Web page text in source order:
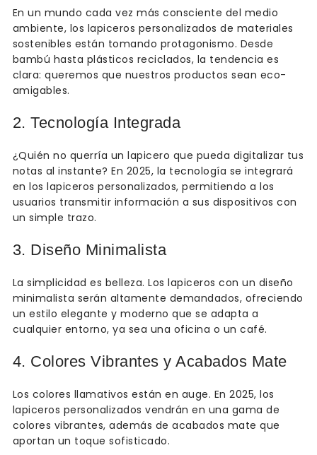
En un mundo cada vez más consciente del medio
ambiente, los lapiceros personalizados de materiales
sostenibles están tomando protagonismo. Desde
bambú hasta plásticos reciclados, la tendencia es
clara: queremos que nuestros productos sean eco-
amigables.
2. Tecnología Integrada
¿Quién no querría un lapicero que pueda digitalizar tus
notas al instante? En 2025, la tecnología se integrará
en los lapiceros personalizados, permitiendo a los
usuarios transmitir información a sus dispositivos con
un simple trazo.
3. Diseño Minimalista
La simplicidad es belleza. Los lapiceros con un diseño
minimalista serán altamente demandados, ofreciendo
un estilo elegante y moderno que se adapta a
cualquier entorno, ya sea una oficina o un café.
4. Colores Vibrantes y Acabados Mate
Los colores llamativos están en auge. En 2025, los
lapiceros personalizados vendrán en una gama de
colores vibrantes, además de acabados mate que
aportan un toque sofisticado.